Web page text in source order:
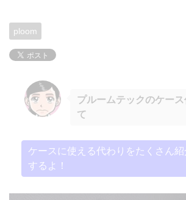
ploom
プルームテックのケース
て
ケースに使える代わりをたくさん紹
するよ！